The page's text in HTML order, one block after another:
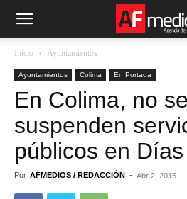
Inicio Ayuntamientos
Ayuntamientos Colima En Portada
En Colima, no se
suspenden
públicos en
Por AFMEDIOS / REDACCIÓN - Abr 2, 2015